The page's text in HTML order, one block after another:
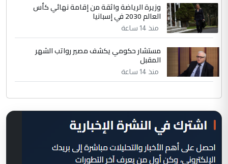
وزيرة الرياضة واثقة من إقامة نهائي كأس
العالم 2030 في إسبانيا
منذ 14 ساعة
مستشار حكومي يكشف مصير رواتب الشهر
المقبل
منذ 14 ساعة